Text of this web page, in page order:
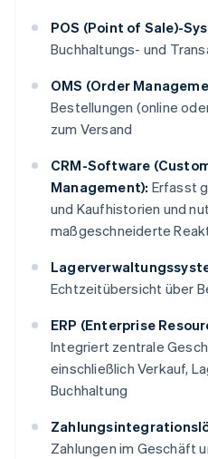
POS (Point of Sale)-
Buchhaltungs- und
OMS (Order
Bestellungen (online
zum Versand
CRM-Software
Management): Erfasst
und Kaufhistorien und
maßgeschneiderte
Echtzeitübersicht über
ERP (Enterprise
Integriert zentrale
einschließlich Verkauf,
Buchhaltung
Zahlungen im Geschäft